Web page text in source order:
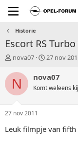
Historie
Escort RS
T
p
a
r
nova07
S
a
t
u
27 nov
N nova07
Komt weleens
27 nov 2011
Leuk filmpje van fifth